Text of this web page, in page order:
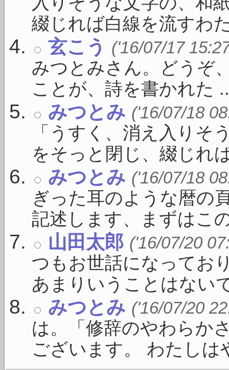
綴じれば白線を流すわ
玄こう ('16/07/17
みつとみさん。どう
ことが、詩を書かれた
みつとみ ('16/07/18
「うすく、消え入りそ
をそっと閉じ、綴じれ
みつとみ ('16/07/18
ぎった耳のような暦の
記述します、まずはこ
山田太郎 ('16/07/20
つもお世話になってお
あまりいうことはない
みつとみ ('16/07/20
は。「修辞のやわらか
ございます。 わたしは